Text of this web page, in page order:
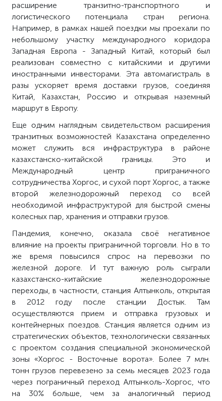
расширение транзитно-транспортного и
логистического потенциала стран региона.
Например, в рамках нашей поездки мы проехали по
небольшому участку международного коридора
Западная Европа - Западный Китай, который был
реализован совместно с китайскими и другими
иностранными инвесторами. Эта автомагистраль в
разы ускоряет время доставки грузов, соединяя
Китай, Казахстан, Россию и открывая наземный
маршрут в Европу.
Еще одним наглядным свидетельством расширения
транзитных возможностей Казахстана определенно
может служить вся инфраструктура в районе
казахстанско-китайской границы. Это и
Международный центр приграничного
сотрудничества Хоргос, и сухой порт Хоргос, а также
второй железнодорожный переход со всей
необходимой инфраструктурой для быстрой смены
колесных пар, хранения и отправки грузов.
Пандемия, конечно, оказала своё негативное
влияние на проекты приграничной торговли. Но в то
же время повысился спрос на перевозки по
железной дороге. И тут важную роль сыграли
казахстанско-китайские железнодорожные
переходы, в частности, станция Алтынколь, открытая
в 2012 году после станции Достык. Там
осуществляются прием и отправка грузовых и
контейнерных поездов. Станция является одним из
стратегических объектов, технологически связанных
с проектом создания специальной экономической
зоны «Хоргос - Восточные ворота». Более 7 млн.
тонн грузов перевезено за семь месяцев 2023 года
через пограничный переход Алтынколь-Хоргос, что
на 30% больше, чем за аналогичный период